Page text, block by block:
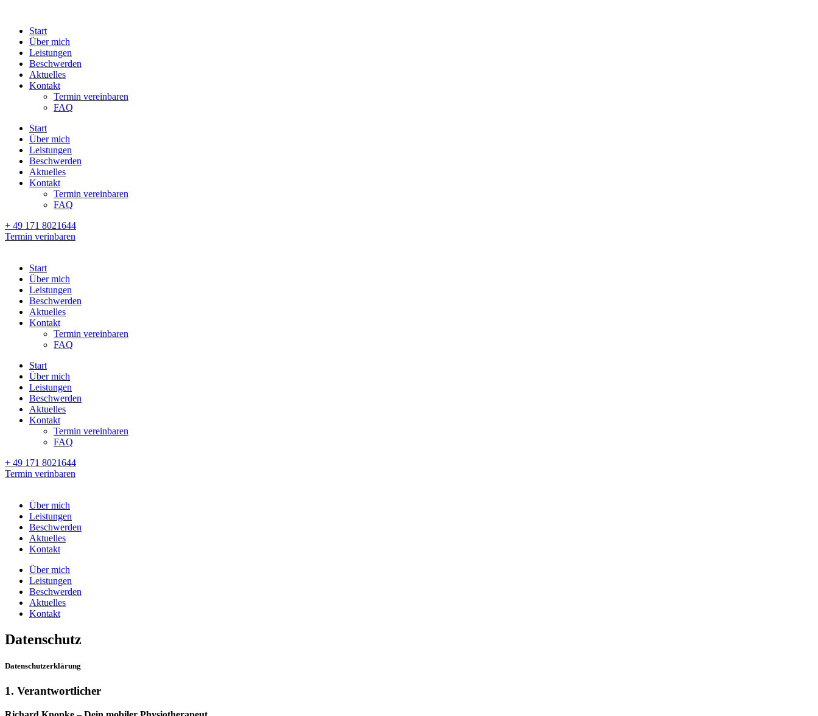
Start
Über mich
Leistungen
Beschwerden
Aktuelles
Kontakt
Termin vereinbaren
FAQ
Start
Über mich
Leistungen
Beschwerden
Aktuelles
Kontakt
Termin vereinbaren
FAQ
+ 49 171 8021644
Termin verinbaren
Start
Über mich
Leistungen
Beschwerden
Aktuelles
Kontakt
Termin vereinbaren
FAQ
Start
Über mich
Leistungen
Beschwerden
Aktuelles
Kontakt
Termin vereinbaren
FAQ
+ 49 171 8021644
Termin verinbaren
Über mich
Leistungen
Beschwerden
Aktuelles
Kontakt
Über mich
Leistungen
Beschwerden
Aktuelles
Kontakt
Datenschutz
Datenschutzerklärung
1. Verantwortlicher